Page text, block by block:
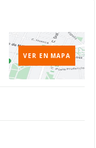
VER EN MAPA